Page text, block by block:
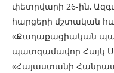
փետրվարի 26-ին,
հարցերի մշտական
«Քաղաքացիական
պատգամավոր Հայկ
«Հայաստանի